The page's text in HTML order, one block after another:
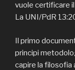
vuole certificare
La UNI/PdR
Il primo
principi
capire la filosofia